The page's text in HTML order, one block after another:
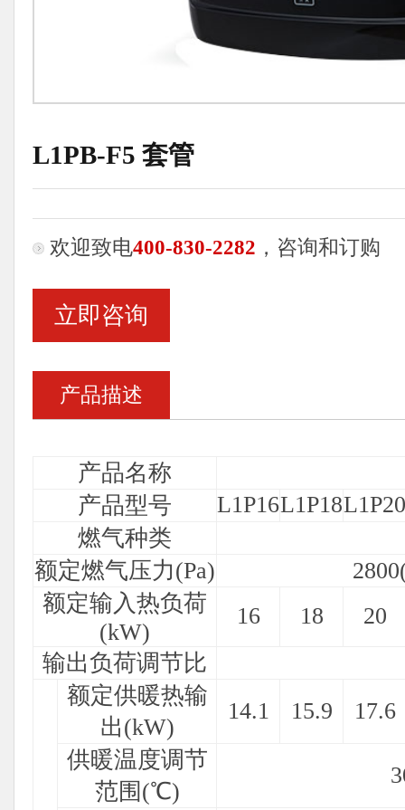
L1PB-F5 套管
欢迎致电400-830-2282 ，咨询和订购
立即咨询
产品描述
产品名称
产品型号
L1P16L1P18L1P20
燃气种类
额定燃气压力(Pa)
额定输入热负荷
(kW)
16 18
20
输出负荷调节比
额定供暖热输
出(kW)
14.1 15.9
17.6
供暖温度调节
范围(℃)